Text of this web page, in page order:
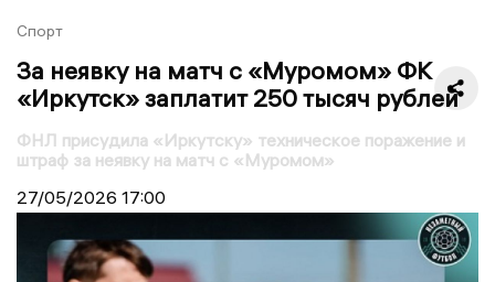
Спорт
За неявку на матч с «Муромом» ФК
«Иркутск» заплатит 250 тысяч рублей
ФНЛ присудила «Иркутску» техническое поражение и
штраф за неявку на матч с «Муромом»
27/05/2026 17:00